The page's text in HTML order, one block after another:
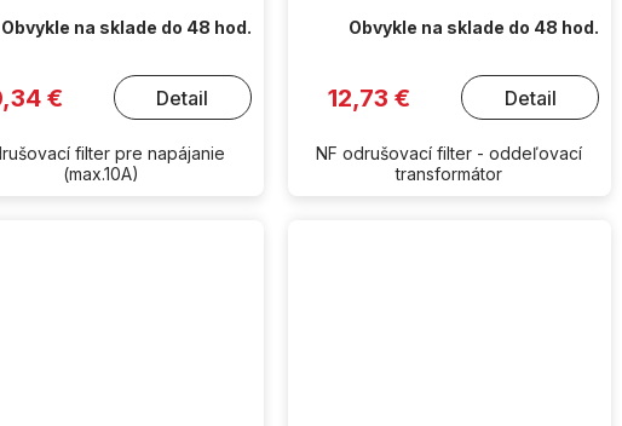
Obvykle na sklade do 48 hod.
€ Detail
filter pre napájanie
(max.10A)
Obvykle na sklade do 48 hod.
12,73 € Detail
NF odrušovací filter - oddeľovací
transformátor